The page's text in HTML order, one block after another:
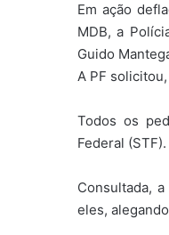
Em ação
MDB, a
Guido
A PF
Todos os
Federal (STF).
Consultada,
eles,